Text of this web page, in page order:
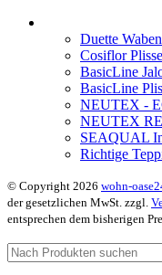
Duette
Cosiflor
BasicLine
BasicLine
NEUTEX -
NEUTEX
SEAQUAL
Richtige
© Copyright 2026 wohn-
der gesetzlichen MwSt. zzgl.
entsprechen dem bisherigen